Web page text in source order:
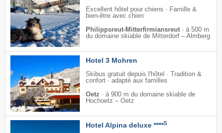
Excellent hôtel pour chiens · Famille &
bien-être avec chien
Philippsreut-Mitterfirmiansreut · à 500 m
du domaine skiable de Mitterdorf – Almberg
Hotel 3 Mohren
Skibus gratuit depuis l'hôtel · Tradition &
confort · adapté aux familles
Oetz · à 900 m du domaine skiable de
Hochoetz – Oetz
Hotel Alpina deluxe ****S